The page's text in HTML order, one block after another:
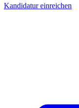
Kandidatur einreichen